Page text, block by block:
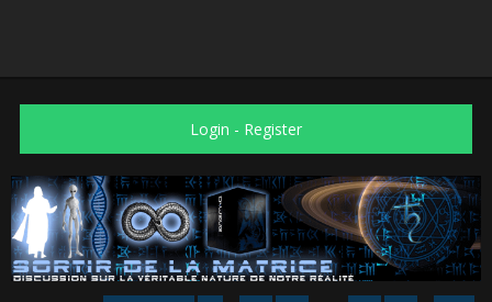
Login - Register